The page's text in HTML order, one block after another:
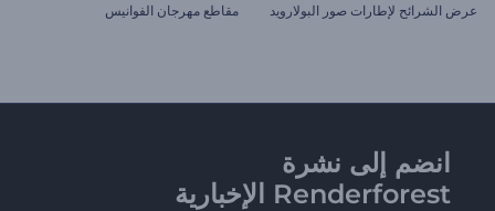
عرض الشرائح لإطارات صور البولارويد مقاطع مهرجان الفوانيس
انضم إلى نشرة
Renderforest الإخبارية